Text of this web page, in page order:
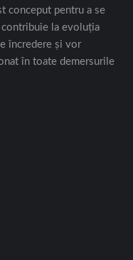
conceput pentru a se
la evoluția
încredere și vor
în toate demersurile